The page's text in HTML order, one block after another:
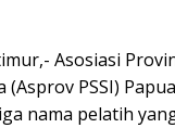
Asosiasi
PSSI)
nama pelatih